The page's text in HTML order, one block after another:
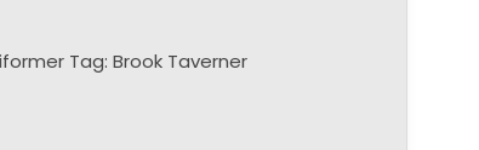
Tag:Brook Taverner